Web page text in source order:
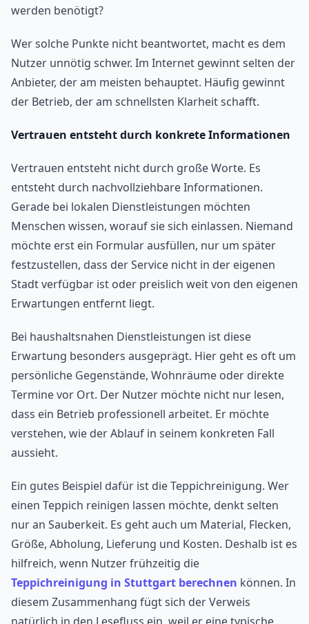
werden benötigt?
Wer solche Punkte nicht beantwortet, macht es dem
Nutzer unnötig schwer. Im Internet gewinnt selten der
Anbieter, der am meisten behauptet. Häufig gewinnt
der Betrieb, der am schnellsten Klarheit schafft.
Vertrauen entsteht durch konkrete Informationen
Vertrauen entsteht nicht durch große Worte. Es
entsteht durch nachvollziehbare Informationen.
Gerade bei lokalen Dienstleistungen möchten
Menschen wissen, worauf sie sich einlassen. Niemand
möchte erst ein Formular ausfüllen, nur um später
festzustellen, dass der Service nicht in der eigenen
Stadt verfügbar ist oder preislich weit von den eigenen
Erwartungen entfernt liegt.
Bei haushaltsnahen Dienstleistungen ist diese
Erwartung besonders ausgeprägt. Hier geht es oft um
persönliche Gegenstände, Wohnräume oder direkte
Termine vor Ort. Der Nutzer möchte nicht nur lesen,
dass ein Betrieb professionell arbeitet. Er möchte
verstehen, wie der Ablauf in seinem konkreten Fall
aussieht.
Ein gutes Beispiel dafür ist die Teppichreinigung. Wer
einen Teppich reinigen lassen möchte, denkt selten
nur an Sauberkeit. Es geht auch um Material, Flecken,
Größe, Abholung, Lieferung und Kosten. Deshalb ist es
hilfreich, wenn Nutzer frühzeitig die
Teppichreinigung in Stuttgart berechnen können. In
diesem Zusammenhang fügt sich der Verweis